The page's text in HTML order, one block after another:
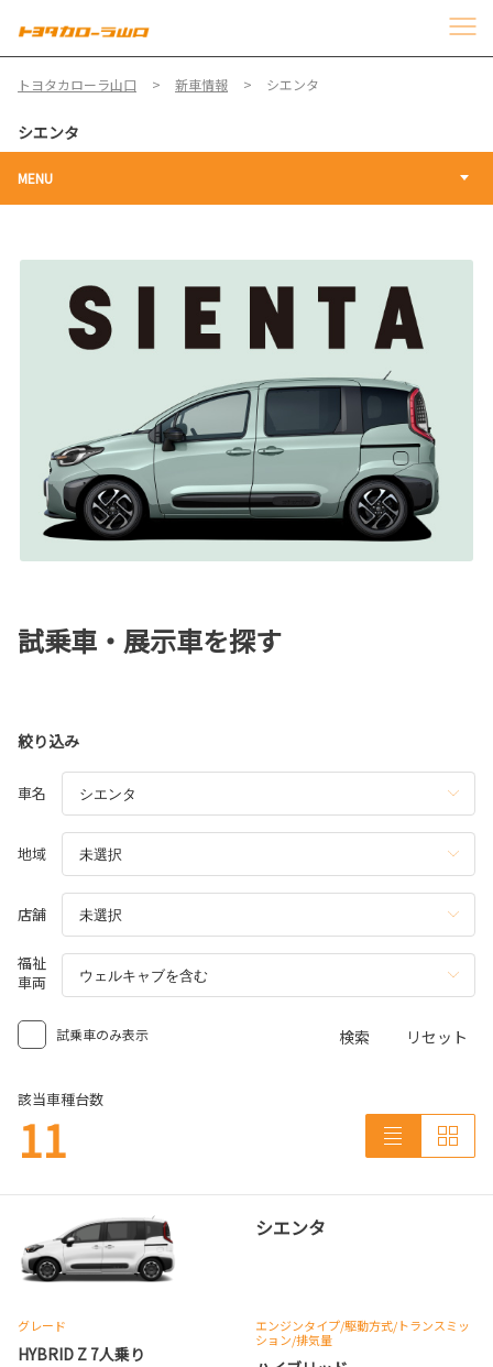
トヨタカローラ山口 新車情報 シエンタ
シエンタ
MENU
試乗車・展示車を探す
絞り込み
車名
地域
店舗
福祉
車両
試乗車のみ表示 検索 リセット
該当車種台数
11
シエンタ
グレード
HYBRID Z 7人乗り
エンジンタイプ/駆動方式/トランスミッ
ション/排気量